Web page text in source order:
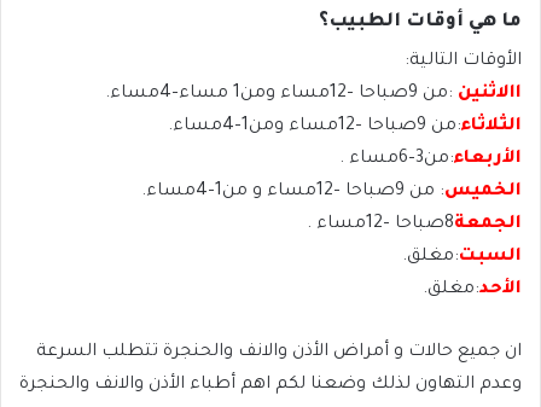
ما هي أوقات الطبيب؟
الأوقات التالية:
االاثنين :من 9صباحا –12مساء ومن1 مساء–4مساء.
الثلاثاء:من 9صباحا –12مساء ومن1–4مساء.
الأربعاء:من3–6مساء .
الخميس: من 9صباحا –12مساء و من1–4مساء.
الجمعة8صباحا –12مساء .
السبت:مغلق.
الأحد:مغلق.
ان جميع حالات و أمراض الأذن والانف والحنجرة تتطلب السرعة
وعدم التهاون لذلك وضعنا لكم اهم أطباء الأذن والانف والحنجرة